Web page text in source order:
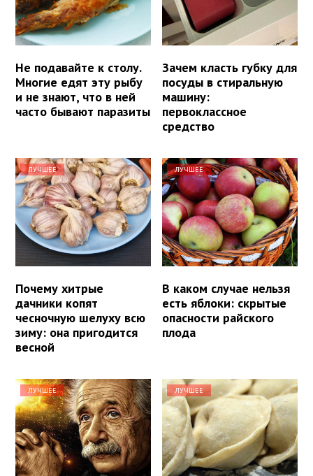
Не подавайте к столу.
Многие едят эту рыбу
и не знают, что в ней
часто бывают паразиты
Зачем класть губку для
посуды в стиральную
машину:
первоклассное
средство
ЛУЧШЕЕ
Почему хитрые
дачники копят
чесночную шелуху всю
зиму: она пригодится
весной
ЛУЧШЕЕ
В каком случае нельзя
есть яблоки: скрытые
опасности райского
плода
ЛУЧШЕЕ ЛУЧШЕЕ